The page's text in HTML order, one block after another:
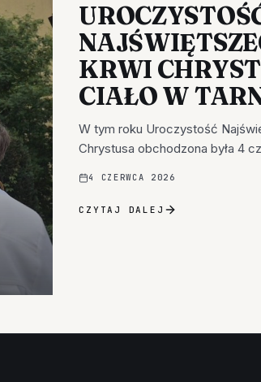
KRWI
CIAŁO W
W tym roku Uroczystość
Chrystusa obchodzona była 4
4 CZERWCA 2026
CZYTAJ DALEJ